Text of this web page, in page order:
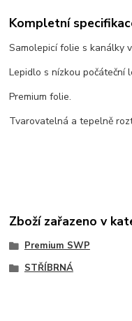
Kompletní
Samolepicí folie s kanálky
Lepidlo s nízkou počáteční
Premium folie.
Tvarovatelná a tepelně
Zboží zařazeno v
Premium SWP
STŘÍBRNÁ